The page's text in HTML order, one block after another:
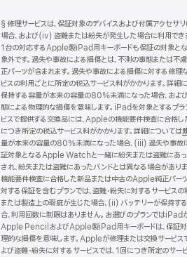
ッ
タ
ー
注
§ 修理サービスは、保証対象のデバイスおよび付属アクセ
場合、および(iv) 盗難または紛失が発生した場合に利用で
1台の対応するApple製iPad用キーボードも保証の対象と
象外です。過失や事故による損傷とは、不測の事態または
正パーツが含まれます。過失や事故による損傷に対する修理
ビスの利用ごとに所定の税込サービス料がかかります。詳細
保持する容量が本来の容量の80%未満になった場合、およ
態による物理的な損傷を意味します。iPadを対象とする
ビスで提供する交換品には、Appleの機能要件検査に合格し
につき所定の税込サービス料がかかります。詳細については
量が本来の容量の80%未満になった場合、(iii) 過失や事故
証対象となるApple Watchと一緒に紛失または盗難にあっ
され、紛失または盗難にあったバンドとは異なる場合があ
機能要件検査に合格した新品または中古のApple純正パーツ
対する保証を含むプランでは、盗難・紛失に対するサービス
または製造上の瑕疵が生じた場合、(ii) バッテリーが保持
合、利用回数に制限はありません。お選びのプランでは
Apple PencilおよびApple製iPad用キーボードは、保証対
理的な損傷を意味します。Appleが修理または交換サービ
よび盗難・紛失に対するサービスでは、1回につき所定のサ